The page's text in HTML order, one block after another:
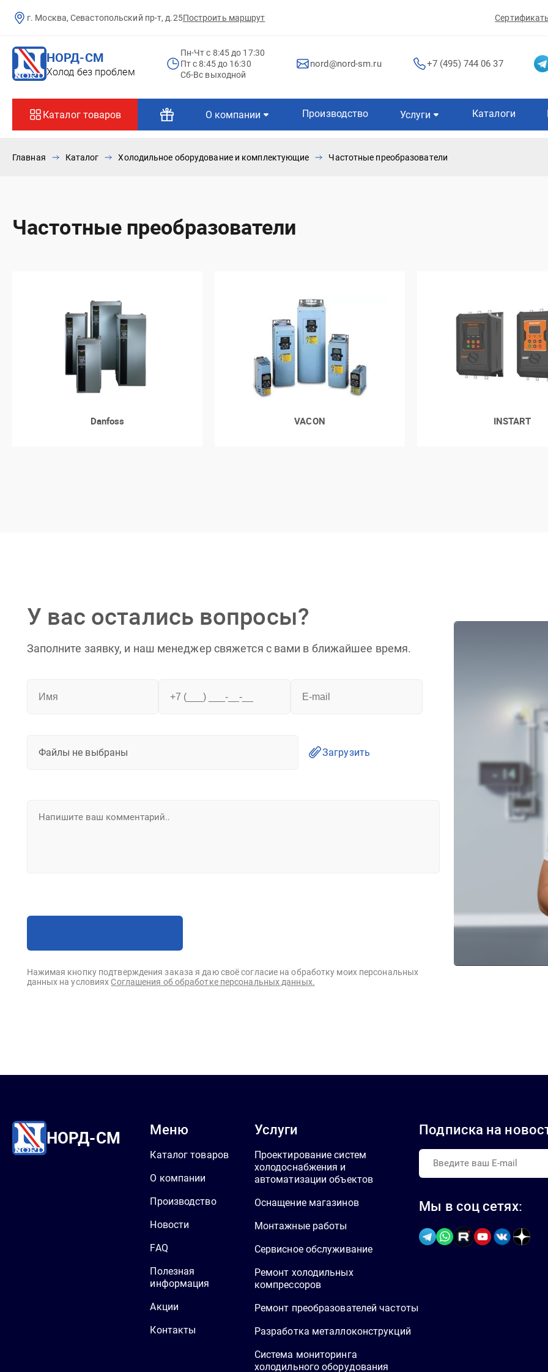
г. Москва, Севастопольский пр-т, д.25Построить маршрут
НОРД-СМ
Холод без проблем
Пн-Чт c 8:45 до 17:30
Пт c 8:45 до 16:30
Сб-Вс выходной
nord@nord-sm.ru +7 (495) 744 06 37
Каталог товаров О компании Производство Услуги Каталоги
Главная Каталог Холодильное оборудование и комплектующие Частотные преобразователи
Частотные преобразователи
Danfoss VACON INSTART
У вас остались вопросы?
Заполните заявку, и наш менеджер свяжется с вами в ближайшее время.
Файлы не выбраны Загрузить
Нажимая кнопку подтверждения заказа я даю своё согласие на обработку моих персональных
данных на условиях Соглашения об обработке персональных данных.
НОРД-СМ Меню
Каталог товаров
О компании
Производство
Новости
FAQ
Полезная
информация
Акции
Контакты
Услуги
Проектирование систем
холодоснабжения и
автоматизации объектов
Оснащение магазинов
Монтажные работы
Сервисное обслуживание
Ремонт холодильных
компрессоров
Ремонт преобразователей частоты
Разработка металлоконструкций
Система мониторинга
холодильного оборудования
Подписка на
Мы в соц сетях: